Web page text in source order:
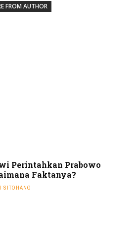
FROM AUTHOR
Perintahkan Prabowo
Faktanya?
SITOHANG